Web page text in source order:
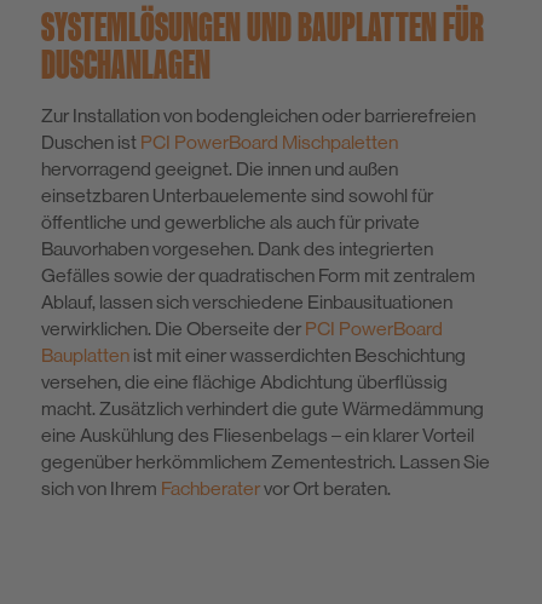
SYSTEMLÖSUNGEN UND BAUPLATTEN FÜR
DUSCHANLAGEN
Zur Installation von bodengleichen oder barrierefreien
Duschen ist PCI PowerBoard Mischpaletten
hervorragend geeignet. Die innen und außen
einsetzbaren Unterbauelemente sind sowohl für
öffentliche und gewerbliche als auch für private
Bauvorhaben vorgesehen. Dank des integrierten
Gefälles sowie der quadratischen Form mit zentralem
Ablauf, lassen sich verschiedene Einbausituationen
verwirklichen. Die Oberseite der PCI PowerBoard
Bauplatten ist mit einer wasserdichten Beschichtung
versehen, die eine flächige Abdichtung überflüssig
macht. Zusätzlich verhindert die gute Wärmedämmung
eine Auskühlung des Fliesenbelags – ein klarer Vorteil
gegenüber herkömmlichem Zementestrich. Lassen Sie
sich von Ihrem Fachberatervor Ort beraten.